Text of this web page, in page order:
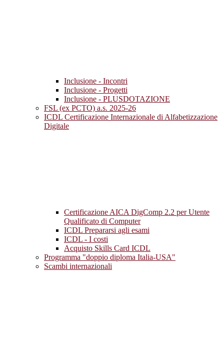
Inclusione - Incontri
Inclusione - Progetti
Inclusione - PLUSDOTAZIONE
FSL (ex PCTO) a.s. 2025-26
ICDL Certificazione Internazionale di Alfabetizzazione
Digitale
Certificazione AICA DigComp 2.2 per Utente
Qualificato di Computer
ICDL Prepararsi agli esami
ICDL - I costi
Acquisto Skills Card ICDL
Programma "doppio diploma Italia-USA"
Scambi internazionali